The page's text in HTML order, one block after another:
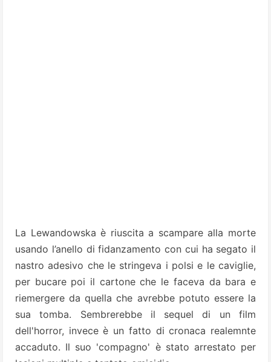
La Lewandowska è riuscita a scampare alla morte
usando l’anello di fidanzamento con cui ha segato il
nastro adesivo che le stringeva i polsi e le caviglie,
per bucare poi il cartone che le faceva da bara e
riemergere da quella che avrebbe potuto essere la
sua tomba. Sembrerebbe il sequel di un film
dell'horror, invece è un fatto di cronaca realemnte
accaduto. Il suo 'compagno' è stato arrestato per